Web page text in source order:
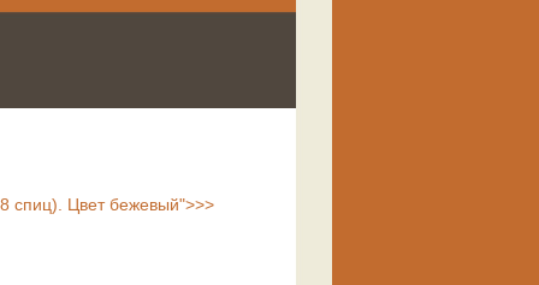
спиц). Цвет бежевый">>>